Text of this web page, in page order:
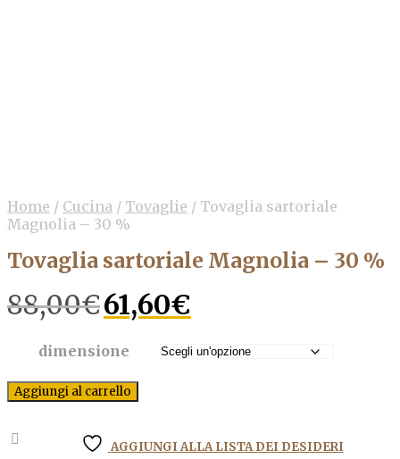
Home / Cucina / Tovaglie / Tovaglia sartoriale
Magnolia – 30 %
Tovaglia sartoriale Magnolia – 30 %
88,00€ Il
prezzo
era:
61,60€prezzo
è:
dimensione
Aggiungi al carrello
AGGIUNGI ALLA LISTA DEI DESIDERI